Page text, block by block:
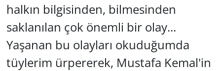
halkın bilgisinden, bilmesinden
saklanılan çok önemli bir olay...
Yaşanan bu olayları okuduğumda
tüylerim ürpererek, Mustafa Kemal'in